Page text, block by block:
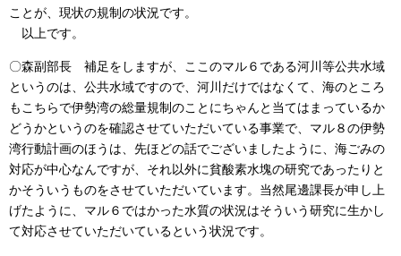
ことが、現状の規制の状況です。
以上です。
〇森副部長 補足をしますが、ここのマル６である河川等公共水域
というのは、公共水域ですので、河川だけではなくて、海のところ
もこちらで伊勢湾の総量規制のことにちゃんと当てはまっているか
どうかというのを確認させていただいている事業で、マル８の伊勢
湾行動計画のほうは、先ほどの話でございましたように、海ごみの
対応が中心なんですが、それ以外に貧酸素水塊の研究であったりと
かそういうものをさせていただいています。当然尾邊課長が申し上
げたように、マル６ではかった水質の状況はそういう研究に生かし
て対応させていただいているという状況です。